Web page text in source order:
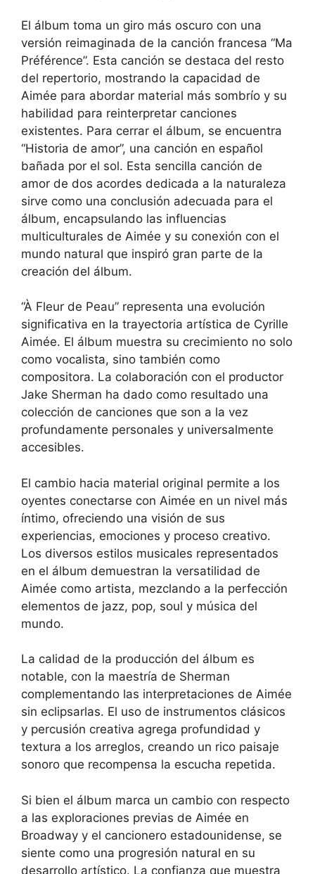
El álbum toma un giro más oscuro con una
versión reimaginada de la canción francesa “Ma
Préférence”. Esta canción se destaca del resto
del repertorio, mostrando la capacidad de
Aimée para abordar material más sombrío y su
habilidad para reinterpretar canciones
existentes. Para cerrar el álbum, se encuentra
“Historia de amor”, una canción en español
bañada por el sol. Esta sencilla canción de
amor de dos acordes dedicada a la naturaleza
sirve como una conclusión adecuada para el
álbum, encapsulando las influencias
multiculturales de Aimée y su conexión con el
mundo natural que inspiró gran parte de la
creación del álbum.
“À Fleur de Peau” representa una evolución
significativa en la trayectoria artística de Cyrille
Aimée. El álbum muestra su crecimiento no solo
como vocalista, sino también como
compositora. La colaboración con el productor
Jake Sherman ha dado como resultado una
colección de canciones que son a la vez
profundamente personales y universalmente
accesibles.
El cambio hacia material original permite a los
oyentes conectarse con Aimée en un nivel más
íntimo, ofreciendo una visión de sus
experiencias, emociones y proceso creativo.
Los diversos estilos musicales representados
en el álbum demuestran la versatilidad de
Aimée como artista, mezclando a la perfección
elementos de jazz, pop, soul y música del
mundo.
La calidad de la producción del álbum es
notable, con la maestría de Sherman
complementando las interpretaciones de Aimée
sin eclipsarlas. El uso de instrumentos clásicos
y percusión creativa agrega profundidad y
textura a los arreglos, creando un rico paisaje
sonoro que recompensa la escucha repetida.
Si bien el álbum marca un cambio con respecto
a las exploraciones previas de Aimée en
Broadway y el cancionero estadounidense, se
siente como una progresión natural en su
desarrollo artístico. La confianza que muestra